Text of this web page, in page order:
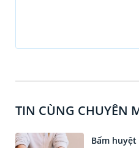
TIN CÙNG CHUYÊN
Bấm